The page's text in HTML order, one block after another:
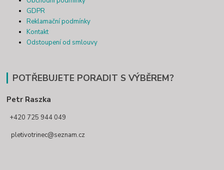
GDPR
Reklamační podmínky
Kontakt
Odstoupení od smlouvy
POTŘEBUJETE PORADIT S VÝBĚREM?
Petr Raszka
+420 725 944 049
pletivotrinec@seznam.cz